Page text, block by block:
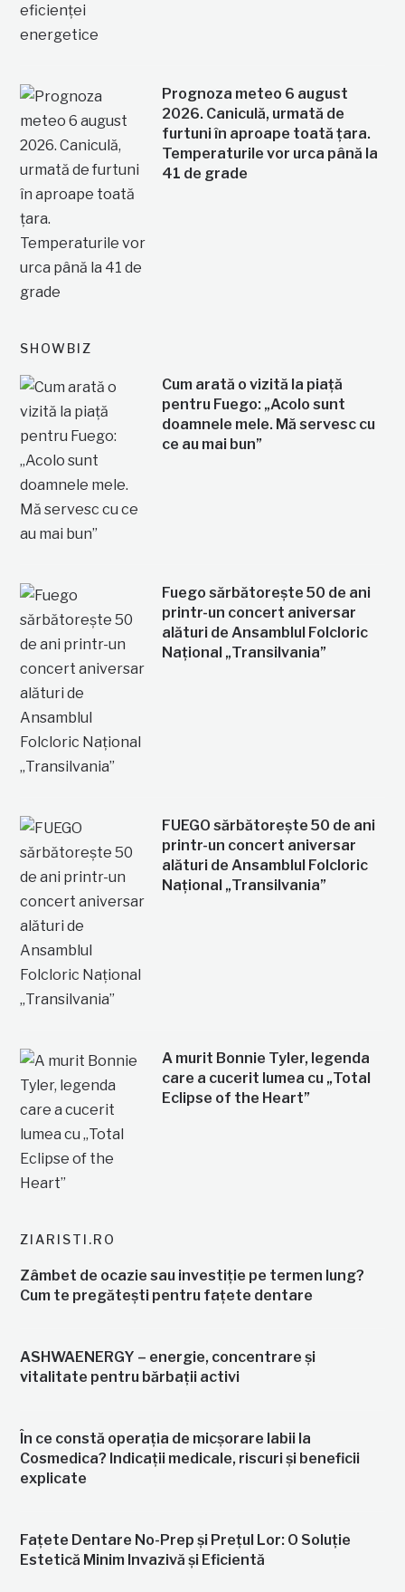
Prognoza meteo 6 august
2026. Caniculă, urmată de
furtuni în aproape toată țara.
Temperaturile vor urca până la
41 de grade
SHOWBIZ
Cum arată o vizită la piață
pentru Fuego: „Acolo sunt
doamnele mele. Mă servesc cu
ce au mai bun”
Fuego sărbătorește 50 de ani
printr-un concert aniversar
alături de Ansamblul Folcloric
Național „Transilvania”
FUEGO sărbătorește 50 de ani
printr-un concert aniversar
alături de Ansamblul Folcloric
Național „Transilvania”
A murit Bonnie Tyler, legenda
care a cucerit lumea cu „Total
Eclipse of the Heart”
ZIARISTI.RO
Zâmbet de ocazie sau investiție pe termen lung?
Cum te pregătești pentru fațete dentare
ASHWAENERGY – energie, concentrare și
vitalitate pentru bărbații activi
În ce constă operația de micșorare labii la
Cosmedica? Indicații medicale, riscuri și beneficii
explicate
Fațete Dentare No-Prep și Prețul Lor: O Soluție
Estetică Minim Invazivă și Eficientă